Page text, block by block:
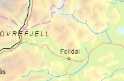
endelig når
Burufjellet. Men
vi at du trekker
Okstjønna. For